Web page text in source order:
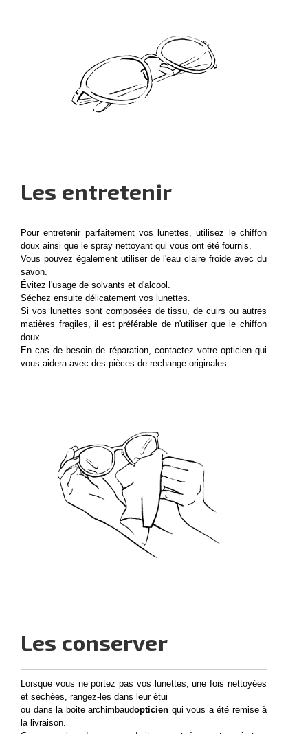
Les entretenir
Pour entretenir parfaitement vos lunettes, utilisez le chiffon
doux ainsi que le spray nettoyant qui vous ont été fournis.
Vous pouvez également utiliser de l'eau claire froide avec du
savon.
Évitez l'usage de solvants et d'alcool.
Séchez ensuite délicatement vos lunettes.
Si vos lunettes sont composées de tissu, de cuirs ou autres
matières fragiles, il est préférable de n'utiliser que le chiffon
doux.
En cas de besoin de réparation, contactez votre opticien qui
vous aidera avec des pièces de rechange originales.
Les conserver
Lorsque vous ne portez pas vos lunettes, une fois nettoyées
et séchées, rangez-les dans leur étui
ou dans la boite archimbaudopticien qui vous a été remise à
la livraison.